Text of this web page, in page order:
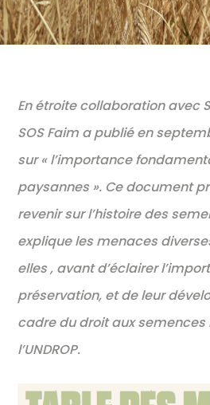
En étroite collaboration avec
SOS Faim a publié en
sur « l’importance
paysannes ». Ce document
revenir sur l’histoire des
explique les menaces
elles , avant d’éclairer
préservation, et de leur
cadre du droit aux semences
l’UNDROP.